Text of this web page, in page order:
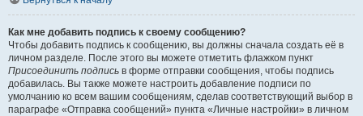
Как мне добавить подпись к своему сообщению?
Чтобы добавить подпись к сообщению, вы должны сначала создать её в
личном разделе. После этого вы можете отметить флажком пункт
Присоединить подпись в форме отправки сообщения, чтобы подпись
добавилась. Вы также можете настроить добавление подписи по
умолчанию ко всем вашим сообщениям, сделав соответствующий выбор в
параграфе «Отправка сообщений» пункта «Личные настройки» в личном